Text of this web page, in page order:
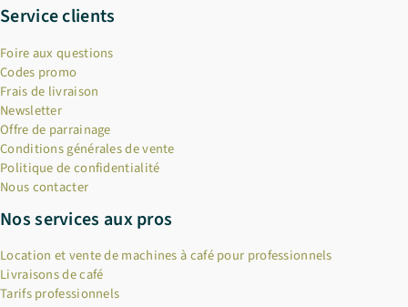
Service clients
Foire aux questions
Codes promo
Frais de livraison
Newsletter
Offre de parrainage
Conditions générales de vente
Politique de confidentialité
Nous contacter
Nos services aux pros
Location et vente de machines à café pour professionnels
Livraisons de café
Tarifs professionnels